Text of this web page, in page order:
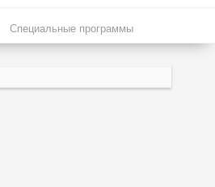
масла
Специальные программы